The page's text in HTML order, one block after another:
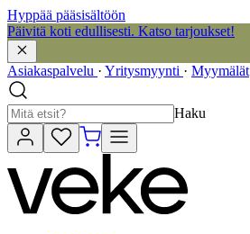
Hyppää pääsisältöön
Päivitä koti edullisesti. Katso tarjoukset!
Asiakaspalvelu · Yritysmyynti · Myymälät
Haku